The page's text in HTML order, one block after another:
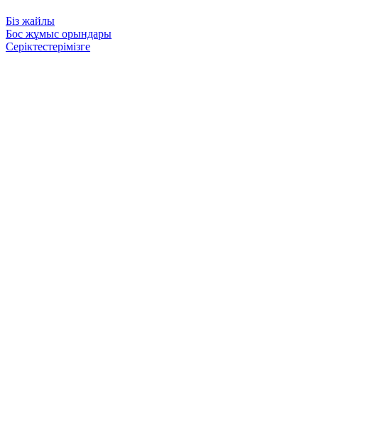
Біз жайлы
Бос жұмыс орындары
Серіктестерімізге